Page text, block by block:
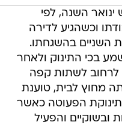
השנה, לפי
וכשהגיע לדירה
השניים בהשגחתו.
בכי התינוק ולאחר
לרחוב לשתות קפה
מחוץ לבית, טוענת
הפעוטה כאשר
ובשוקיים והפעיל